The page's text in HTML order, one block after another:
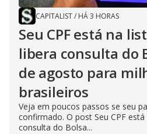
CAPITALIST/ HÁ 3 HORAS
Seu CPF está na
libera consulta do
de agosto para
brasileiros
Veja em poucos passos se seu
confirmado. O post Seu CPF
consulta do Bolsa...